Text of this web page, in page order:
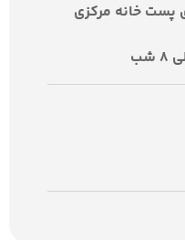
پست خانه مرکزی